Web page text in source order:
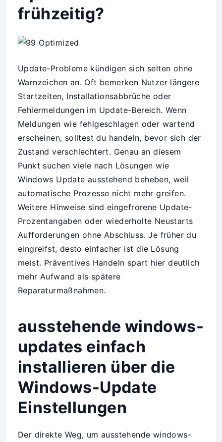
frühzeitig?
Update-Probleme kündigen sich selten ohne
Warnzeichen an. Oft bemerken Nutzer längere
Startzeiten, Installationsabbrüche oder
Fehlermeldungen im Update-Bereich. Wenn
Meldungen wie fehlgeschlagen oder wartend
erscheinen, solltest du handeln, bevor sich der
Zustand verschlechtert. Genau an diesem
Punkt suchen viele nach Lösungen wie
Windows Update ausstehend beheben, weil
automatische Prozesse nicht mehr greifen.
Weitere Hinweise sind eingefrorene Update-
Prozentangaben oder wiederholte Neustarts
Aufforderungen ohne Abschluss. Je früher du
eingreifst, desto einfacher ist die Lösung
meist. Präventives Handeln spart hier deutlich
mehr Aufwand als spätere
Reparaturmaßnahmen.
ausstehende windows-
updates einfach
installieren über die
Windows-Update
Einstellungen
Der direkte Weg, um ausstehende windows-